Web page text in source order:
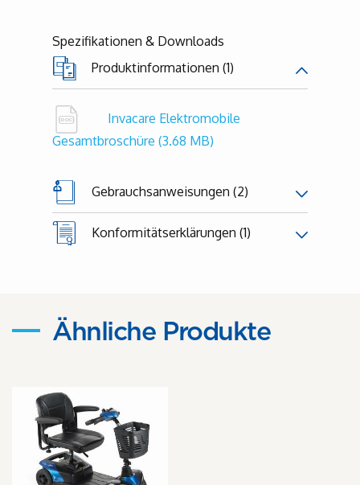
Spezifikationen & Downloads
Produktinformationen (1)
Invacare Elektromobile
Gesamtbroschüre (3.68 MB)
Gebrauchsanweisungen (2)
Konformitätserklärungen (1)
Ähnliche Produkte